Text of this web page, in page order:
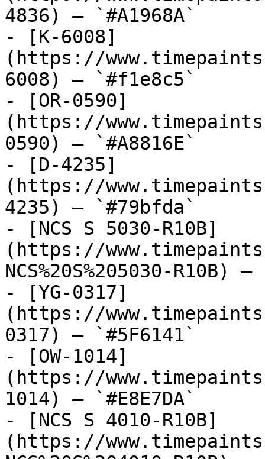
4836) — `#A1968A`
- [K-6008]
(https://
6008) — `#f1e8c5`
- [OR-0590]
(https://
0590) — `#A8816E`
- [D-4235]
(https://
4235) — `#79bfda`
- [NCS S 5030-R10B]
(https://
NCS%20S%205030-R10B)
- [YG-0317]
(https://
0317) — `#5F6141`
- [OW-1014]
(https://
1014) — `#E8E7DA`
- [NCS S 4010-R10B]
(https://